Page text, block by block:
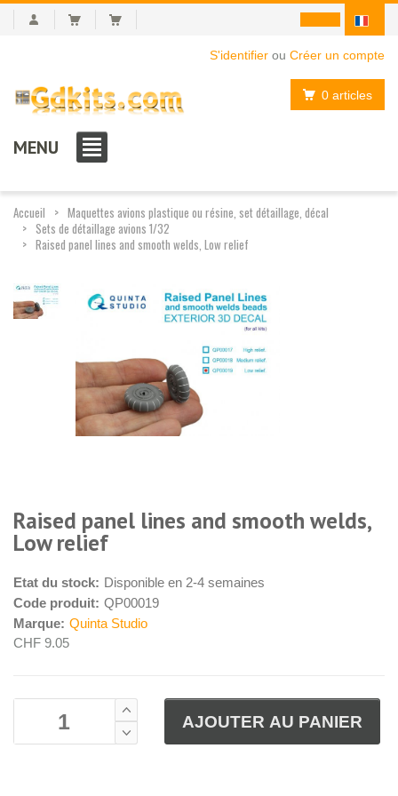
S'identifier ou Créer un compte
0 articles
MENU
Accueil
Maquettes avions plastique ou résine, set détaillage, décal
Sets de détaillage avions 1/32
Raised panel lines and smooth welds, Low relief
Raised panel lines and smooth welds,
Low relief
Etat du stock: Disponible en 2-4 semaines
Code produit: QP00019
Marque: Quinta Studio
CHF 9.05